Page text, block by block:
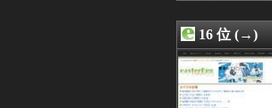
16 位 (→)